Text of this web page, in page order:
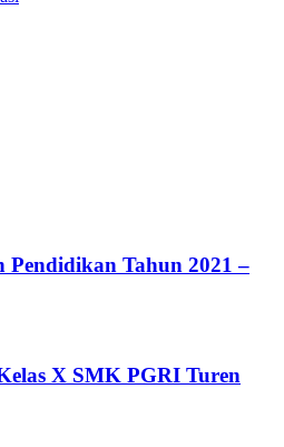
Pendidikan Tahun 2021 –
X SMK PGRI Turen